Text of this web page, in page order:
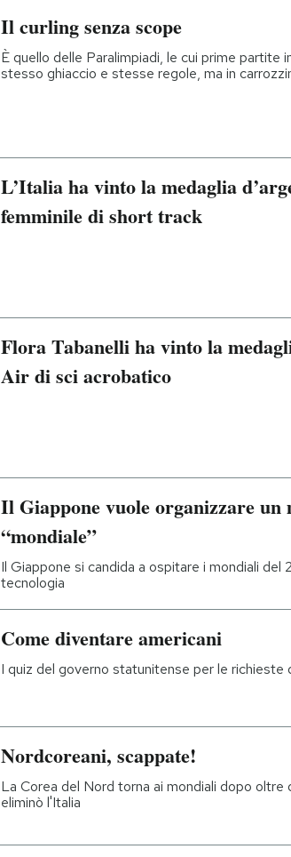
Il curling senza scope
È quello delle Paralimpiadi, le cui prime partite
stesso ghiaccio e stesse regole, ma in
L’Italia ha vinto la medaglia
femminile di short track
Flora Tabanelli ha vinto la
Air di sci acrobatico
Il Giappone vuole organizzare un
“mondiale”
Il Giappone si candida a ospitare i mondiali del
tecnologia
Come diventare americani
I quiz del governo statunitense per le richieste
Nordcoreani, scappate!
La Corea del Nord torna ai mondiali dopo oltre
eliminò l'Italia